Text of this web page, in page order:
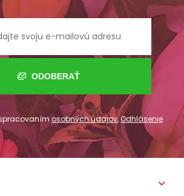
ODOBERAŤ
osobných údajov,Odhlásenie